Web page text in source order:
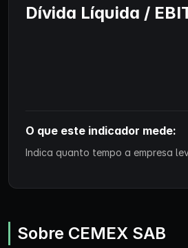
Dívida Líquida /
O que este indicador mede:
Indica quanto tempo a empresa
Sobre CEMEX SAB